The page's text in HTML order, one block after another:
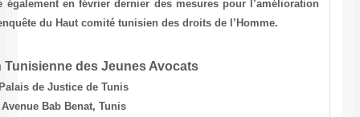
Les autorités tunisiennes ont annoncé également en février dernier
des conditions carcérales suite à une enquête du Haut comité
Association Tunisienne des Jeunes